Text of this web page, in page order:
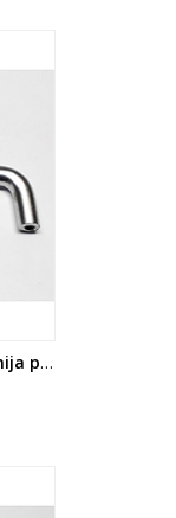
Art.5393/7942-06 96x8 mm Manija puente satinada